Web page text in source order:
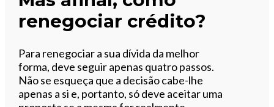
renegociar crédito?
Para renegociar a sua dívida da melhor
forma, deve seguir apenas quatro passos.
Não se esqueça que a decisão cabe-lhe
apenas a si e, portanto, só deve aceitar uma